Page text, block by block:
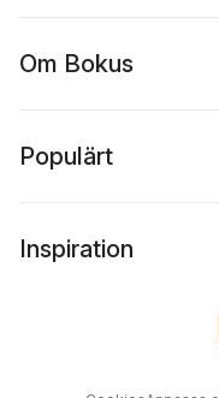
Om Bokus
Populärt
Inspiration